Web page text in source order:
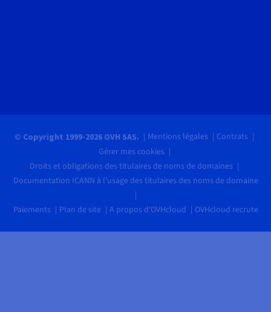
© Copyright 1999-2026 OVH SAS. Mentions légales
Contrats
Gérer mes cookies
Droits et obligations des titulaires de noms de domaines
Documentation ICANN à l'usage des titulaires des noms de domaine
Paiements Plan de site A propos d'OVHcloud OVHcloud recrute